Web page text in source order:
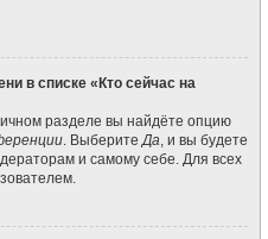
в списке «Кто сейчас на
разделе вы найдёте опцию
. ВыберитеДа, и вы будете
и самому себе. Для всех